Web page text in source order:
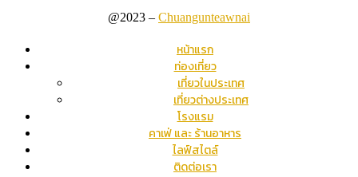
@2023 – Chuangunteawnai
หน้าแรก
ท่องเที่ยว
เที่ยวในประเทศ
เที่ยวต่างประเทศ
โรงแรม
คาเฟ่ และ ร้านอาหาร
ไลฟ์สไตล์
ติดต่อเรา